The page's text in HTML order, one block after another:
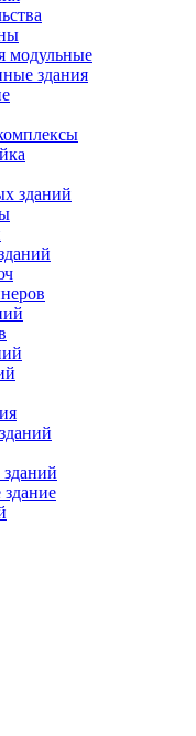
модульные
здания
зданий